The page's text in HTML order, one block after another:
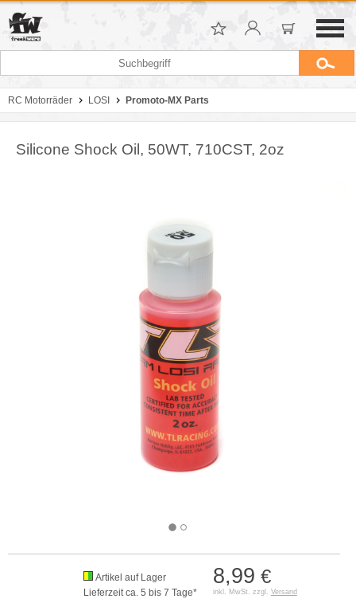
RC Motorräder LOSI Promoto-MX Parts
Silicone Shock Oil, 50WT, 710CST, 2oz
8,99 €
inkl. MwSt. zzgl. Versand
Artikel auf Lager
Lieferzeit ca. 5 bis 7 Tage*